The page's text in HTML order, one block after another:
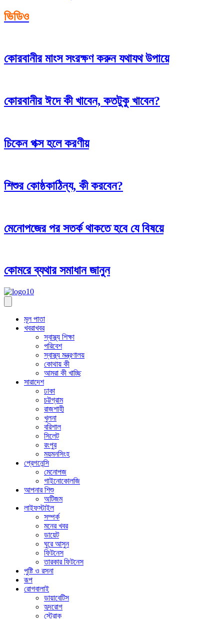
ভিডিও
কোরবানীর মাংস সংরক্ষণ করুন যথাযথ উপায়ে
কোরবানীর ঈদে কী খাবেন, কতটুকু খাবেন?
চিকেন পক্স হলে করণীয়
শিশুর কোষ্ঠকাঠিন্য, কী করবেন?
মেনোপজের পর সতর্ক থাকতে হবে যে বিষয়ে
কোমরে ব্যথার সমাধান জানুন
মূল পাতা
খবরাখবর
স্বাস্থ্য শিক্ষা
পরিবেশ
স্বাস্থ্য মন্ত্রণালয়
কোথায় কী
আমরা কী খাচ্ছি
সারাদেশ
ঢাকা
চট্টগ্রাম
রাজশাহী
খুলনা
বরিশাল
সিলেট
রংপুর
ময়মনসিংহ
প্রেগনেন্সি
মেনোপজ
গাইনোকোলজি
আপনার শিশু
অটিজম
লাইফস্টাইল
সম্পর্ক
মনের খবর
ডায়েট
ঘুরে আসুন
ফিটনেস
তারকার ফিটনেস
পুষ্টি ও রসনা
রূপ
রোগবালাই
ডায়াবেটিস
হৃদরোগ
স্ট্রোক